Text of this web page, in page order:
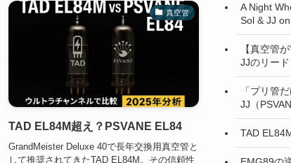
真空管
TAD EL84M超え？PSVANE EL84
GrandMeister Deluxe 40で長年交換用真空管と
して推奨されてきたTAD EL84M。その信頼性
A Night
Sol & JJ
【真空管
JJのリー
「プリ管
JJ（
TAD